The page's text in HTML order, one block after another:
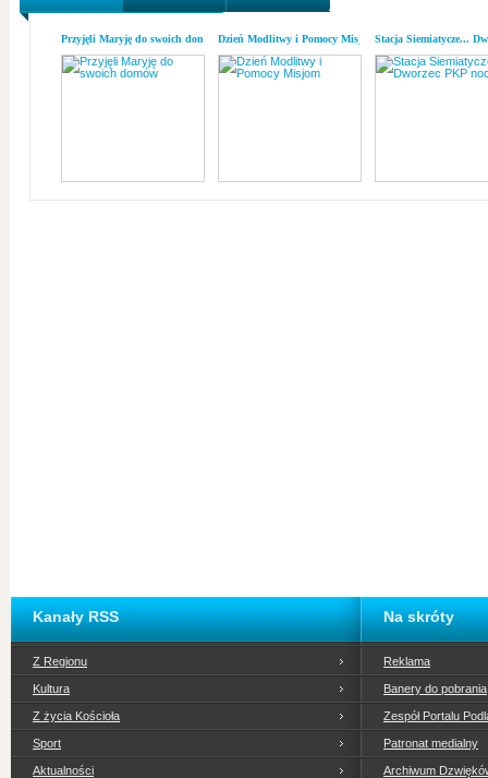
Przyjęli Maryję do swoich domówDzień Modlitwy i Pomocy MisjomStacja Siemiatycze...
Kanały RSS
Z Regionu
Kultura
Z życia Kościoła
Sport
Aktualności
Na skróty
Reklama
Banery do pobrania
Zespół Portalu
Patronat medialny
Archiwum